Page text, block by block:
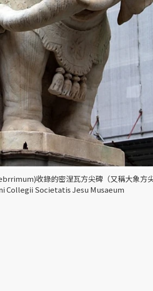
收錄的密涅瓦方尖碑（又稱大象方
Collegii Societatis Jesu Musaeum